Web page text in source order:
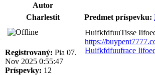
Autor
Charlestit
Predmet príspevku:
Registrovaný: Pia 07.
Nov 2025 0:55:47
Príspevky: 12
HuifkfdfuuTisse
https://
Huifkfdfuufrace